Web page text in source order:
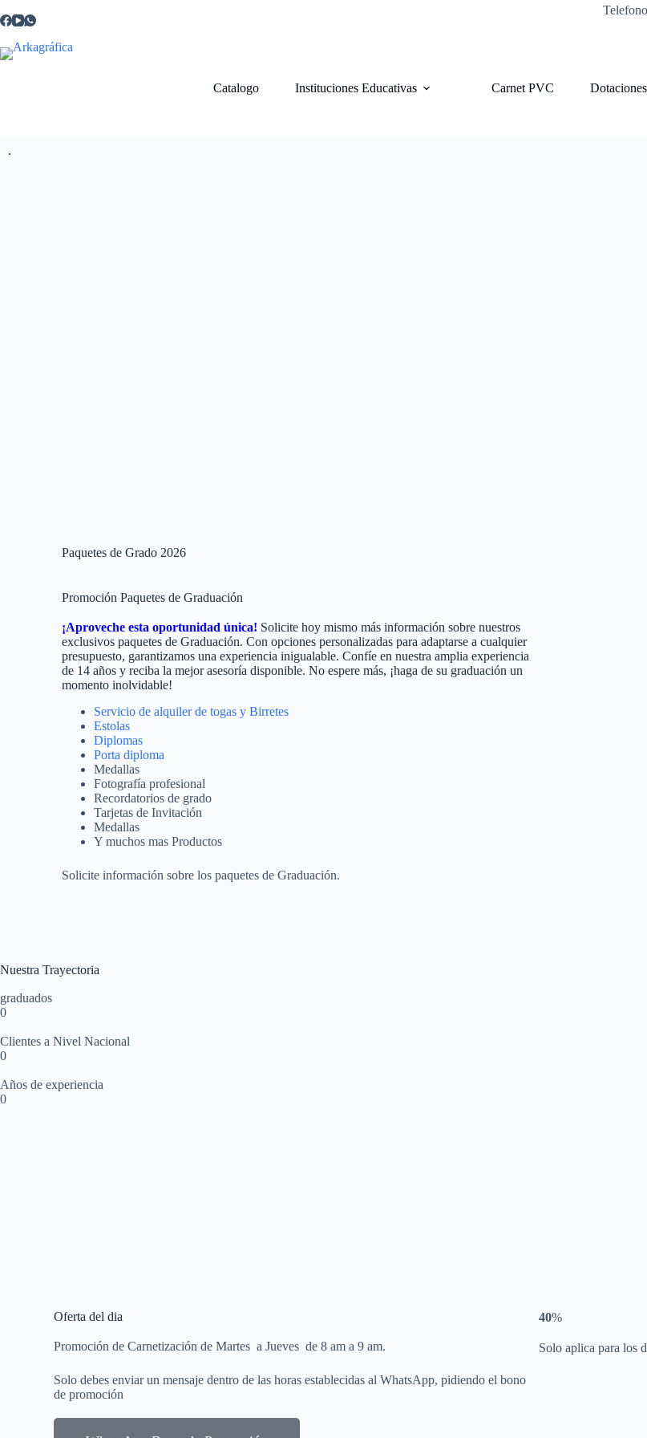
Catalogo Instituciones Educativas Carnet PVC Dotaciones
.
Paquetes de Grado 2026
Promoción Paquetes de Graduación
¡Aproveche esta oportunidad única! Solicite hoy mismo más información sobre nuestros
exclusivos paquetes de Graduación. Con opciones personalizadas para adaptarse a cualquier
presupuesto, garantizamos una experiencia inigualable. Confíe en nuestra amplia experiencia
de 14 años y reciba la mejor asesoría disponible. No espere más, ¡haga de su graduación un
momento inolvidable!
Servicio de alquiler de togas y Birretes
Estolas
Diplomas
Porta diploma
Medallas
Fotografía profesional
Recordatorios de grado
Tarjetas de Invitación
Medallas
Y muchos mas Productos
Solicite información sobre los paquetes de Graduación.
Nuestra Trayectoria
graduados
0
Clientes a Nivel Nacional
0
Años de experiencia
0
Oferta del dia
Promoción de Carnetización de Martes a Jueves de 8 am a 9 am.
Solo debes enviar un mensaje dentro de las horas establecidas al WhatsApp, pidiendo el bono
de promoción
40%
Solo aplica para los